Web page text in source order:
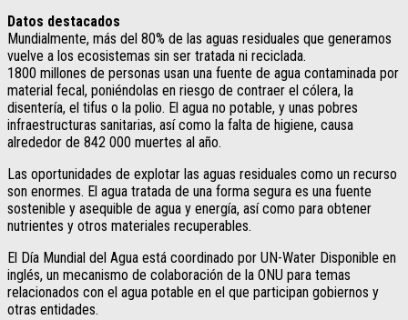
Datos destacados
Mundialmente, más del 80% de las aguas residuales que generamos
vuelve a los ecosistemas sin ser tratada ni reciclada.
1800 millones de personas usan una fuente de agua contaminada por
material fecal, poniéndolas en riesgo de contraer el cólera, la
disentería, el tifus o la polio. El agua no potable, y unas pobres
infraestructuras sanitarias, así como la falta de higiene, causa
alrededor de 842 000 muertes al año.
Las oportunidades de explotar las aguas residuales como un recurso
son enormes. El agua tratada de una forma segura es una fuente
sostenible y asequible de agua y energía, así como para obtener
nutrientes y otros materiales recuperables.
El Día Mundial del Agua está coordinado por UN-Water Disponible en
inglés, un mecanismo de colaboración de la ONU para temas
relacionados con el agua potable en el que participan gobiernos y
otras entidades.